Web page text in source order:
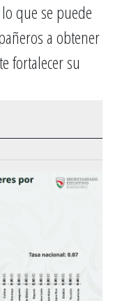
que se puede
a obtener
fortalecer su